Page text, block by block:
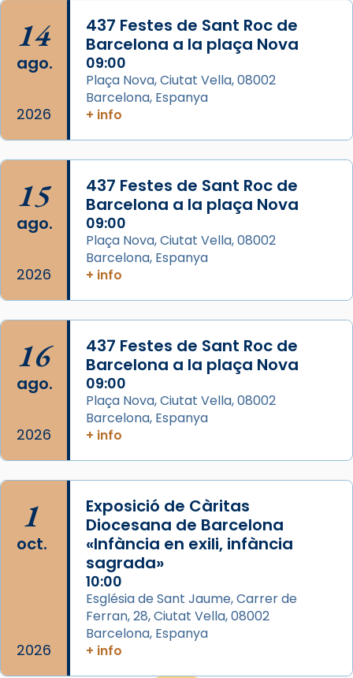
Jaume, fill de Zebedeu, és juntament amb el
seu germà Joan i Pere un dels que
acompanyava més de prop Jesús.
Segons el llibre dels Fets (12,2) fou el primer
apòstol màrtir, decapitat a Jerusalem per
Herodes Agripa (vers l'any 44).
Regnes castellans i més tard de tota
Espanya.
El seu sepulcre a Compostela fou un g
Foto
14
ago.
2026
437 Festes de Sant Roc de
Barcelona a la plaça Nova
09:00
Plaça Nova, Ciutat Vella, 08002
Barcelona, Espanya
+ info
15
ago.
2026
437 Festes de Sant Roc de
Barcelona a la plaça Nova
09:00
Plaça Nova, Ciutat Vella, 08002
Barcelona, Espanya
+ info
16
ago.
2026
437 Festes de Sant Roc de
Barcelona a la plaça Nova
09:00
Plaça Nova, Ciutat Vella, 08002
Barcelona, Espanya
+ info
1
oct.
2026
Exposició de Càritas
Diocesana de Barcelona
«Infància en exili, infància
sagrada»
10:00
Església de Sant Jaume, Carrer de
Ferran, 28, Ciutat Vella, 08002
Barcelona, Espanya
+ info